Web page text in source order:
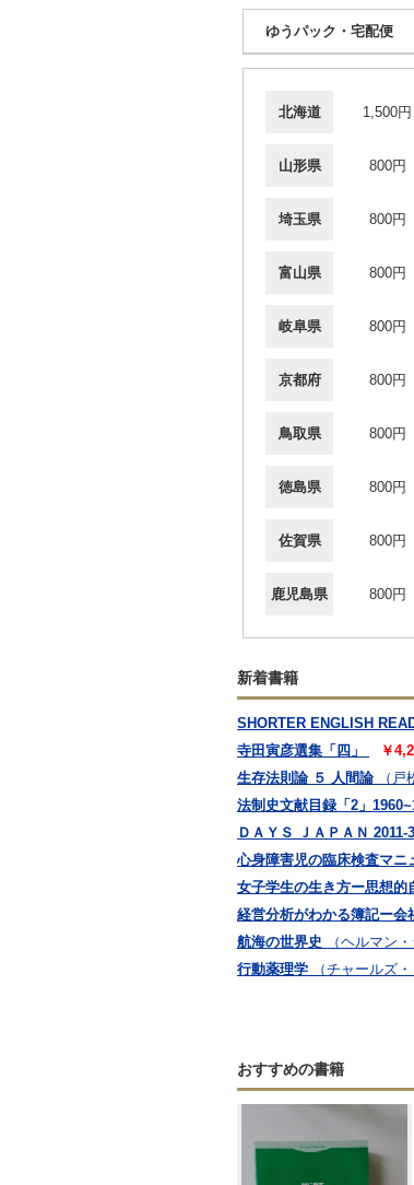
ゆうパック・宅配便
北海道 1,500円
山形県 800円
埼玉県 800円
富山県 800円
岐阜県 800円
京都府 800円
鳥取県 800円
徳島県 800円
佐賀県 800円
鹿児島県 800円
新着書籍
SHORTER ENGLISH
寺田寅彦選集「四」
￥
生存法則論 ５ 人間論
（戸
法制史文献目録「2」
ＤＡＹＳ ＪＡＰＡＮ 2011-3
心身障害児の臨床検査マニ
女子学生の生き方ー思想的
経営分析がわかる簿記ー会
航海の世界史
（ヘルマン
行動薬理学
（チャールズ
おすすめの書籍